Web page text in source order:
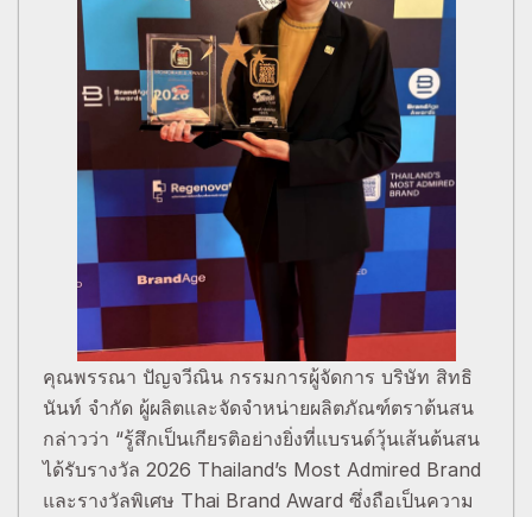
คุณพรรณา ปัญจวีณิน กรรมการผู้จัดการ บริษัท สิทธิ
นันท์ จำกัด ผู้ผลิตและจัดจำหน่ายผลิตภัณฑ์ตราต้นสน
กล่าวว่า “รู้สึกเป็นเกียรติอย่างยิ่งที่แบรนด์วุ้นเส้นต้นสน
ได้รับรางวัล 2026 Thailand’s Most Admired Brand
และรางวัลพิเศษ Thai Brand Award ซึ่งถือเป็นความ